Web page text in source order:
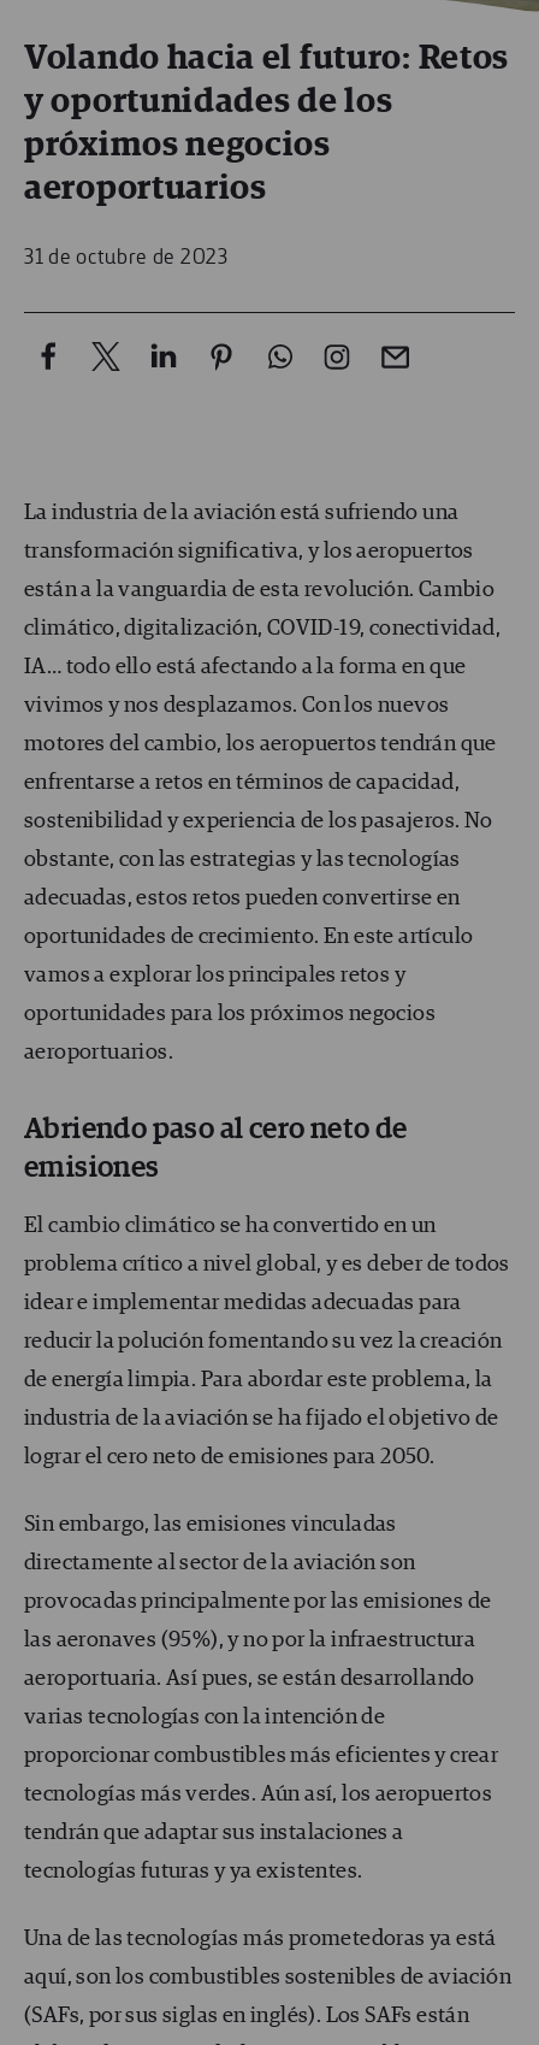
Volando hacia el futuro: Retos
y oportunidades de los
próximos negocios
aeroportuarios
31 de octubre de 2023
La industria de la aviación está sufriendo una
transformación significativa, y los aeropuertos
están a la vanguardia de esta revolución. Cambio
climático, digitalización, COVID-19, conectividad,
IA… todo ello está afectando a la forma en que
vivimos y nos desplazamos. Con los nuevos
motores del cambio, los aeropuertos tendrán que
enfrentarse a retos en términos de capacidad,
sostenibilidad y experiencia de los pasajeros. No
obstante, con las estrategias y las tecnologías
adecuadas, estos retos pueden convertirse en
oportunidades de crecimiento. En este artículo
vamos a explorar los principales retos y
oportunidades para los próximos negocios
aeroportuarios.
Abriendo paso al cero neto de
emisiones
El cambio climático se ha convertido en un
problema crítico a nivel global, y es deber de todos
idear e implementar medidas adecuadas para
reducir la polución fomentando su vez la creación
de energía limpia. Para abordar este problema, la
industria de la aviación se ha fijado el objetivo de
lograr el cero neto de emisiones para 2050.
Sin embargo, las emisiones vinculadas
directamente al sector de la aviación son
provocadas principalmente por las emisiones de
las aeronaves (95%), y no por la infraestructura
aeroportuaria. Así pues, se están desarrollando
varias tecnologías con la intención de
proporcionar combustibles más eficientes y crear
tecnologías más verdes. Aún así, los aeropuertos
tendrán que adaptar sus instalaciones a
tecnologías futuras y ya existentes.
Una de las tecnologías más prometedoras ya está
aquí, son los combustibles sostenibles de aviación
(SAFs, por sus siglas en inglés). Los SAFs están